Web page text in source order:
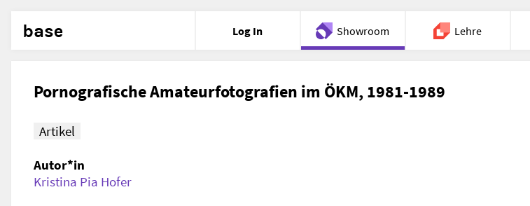
base Log In Showroom Lehre
Pornografische Amateurfotografien im ÖKM, 1981-1989
Artikel
Autor*in
Kristina Pia Hofer